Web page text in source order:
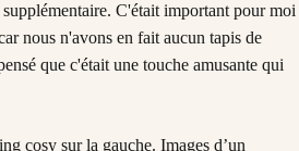
C'était important pour moi
nous n'avons en fait aucun tapis de
que c'était une touche amusante qui